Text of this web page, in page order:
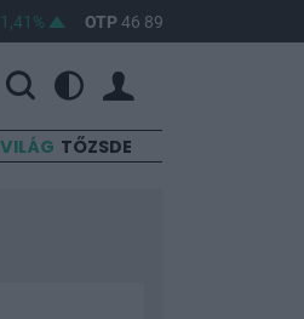
OTP 46 890 2,16%
TŐZSDE